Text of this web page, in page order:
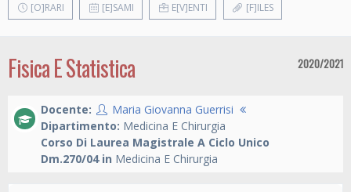
[O]RARI [E]SAMI E[V]ENTI [F]ILES
Fisica E Statistica 2020/2021
Docente:
Maria Giovanna Guerrisi
Dipartimento: Medicina E Chirurgia
Corso Di Laurea Magistrale A Ciclo Unico
Dm.270/04 in Medicina E Chirurgia